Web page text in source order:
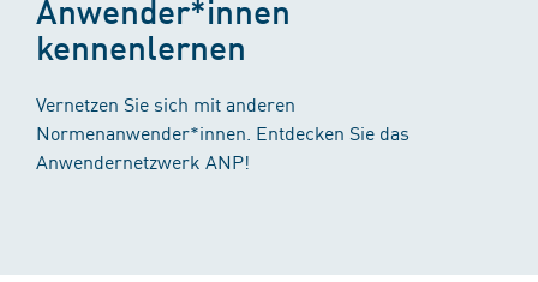
Anwender*innen
kennenlernen
Vernetzen Sie sich mit anderen
Normenanwender*innen. Entdecken Sie das
Anwendernetzwerk ANP!